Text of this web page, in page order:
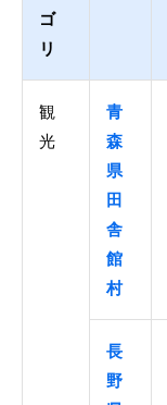
ゴ
リ
観
光
青
森
県
田
舎
館
村
長
野